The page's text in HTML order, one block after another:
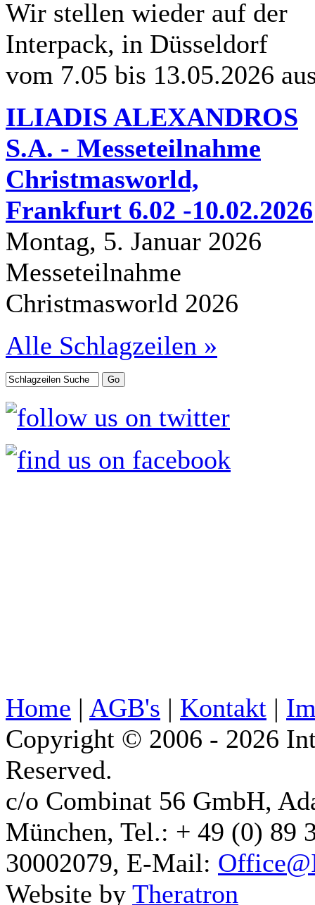
Wir stellen wieder auf der
Interpack, in Düsseldorf
vom 7.05 bis 13.05.2026
ILIADIS ALEXANDROS
S.A. - Messeteilnahme
Christmasworld,
Frankfurt 6.02 -10.02.2026
Montag, 5. Januar 2026
Messeteilnahme
Christmasworld 2026
Alle Schlagzeilen »
Home | AGB's | Kontakt |
Copyright © 2006 - 2026
Reserved.
c/o Combinat 56 GmbH,
München, Tel.: + 49 (0) 89
30002079, E-Mail:
Website by Theratron